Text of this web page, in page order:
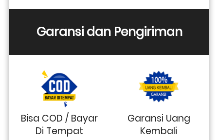
Garansi dan Pengiriman
Bisa COD / Bayar
Di Tempat
Garansi Uang
Kembali